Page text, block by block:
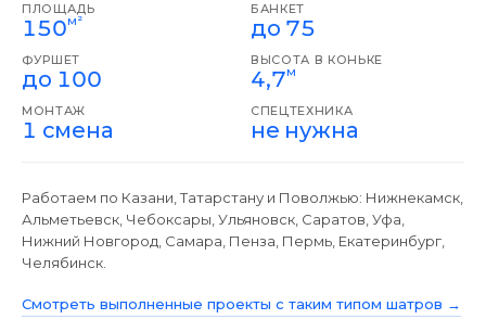
ПЛОЩАДЬ
150м²
БАНКЕТ
до 75
ФУРШЕТ
до 100
ВЫСОТА В КОНЬКЕ
4,7м
МОНТАЖ
1 смена
СПЕЦТЕХНИКА
не нужна
Работаем по Казани, Татарстану и Поволжью: Нижнекамск,
Альметьевск, Чебоксары, Ульяновск, Саратов, Уфа,
Нижний Новгород, Самара, Пенза, Пермь, Екатеринбург,
Челябинск.
Смотреть выполненные проекты с таким типом шатров →